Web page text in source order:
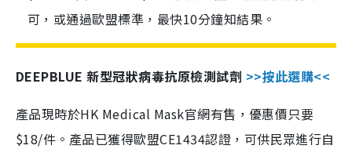
可，或通過歐盟標準，最快10分鐘知結果。
DEEPBLUE 新型冠狀病毒抗原檢測試劑 >>按此選購<<
產品現時於HK Medical Mask官網有售，優惠價只要
$18/件。產品已獲得歐盟CE1434認證，可供民眾進行自